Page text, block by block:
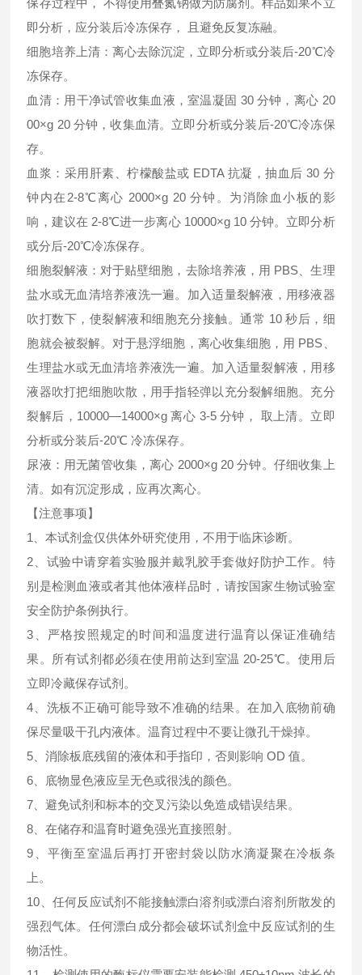
保存过程中， 不得使用叠氮钠做为防腐剂。样品如果不立
即分析，应分装后冷冻保存， 且避免反复冻融。
细胞培养上清：离心去除沉淀，立即分析或分装后-20℃冷
冻保存。
血清：用干净试管收集血液，室温凝固 30 分钟，离心 20
00×g 20 分钟，收集血清。立即分析或分装后-20℃冷冻保
存。
血浆：采用肝素、柠檬酸盐或 EDTA 抗凝，抽血后 30 分
钟内在2-8℃离心 2000×g 20 分钟。为消除血小板的影
响，建议在 2-8℃进一步离心 10000×g 10 分钟。立即分析
或分后-20℃冷冻保存。
细胞裂解液：对于贴壁细胞，去除培养液，用 PBS、生理
盐水或无血清培养液洗一遍。加入适量裂解液，用移液器
吹打数下，使裂解液和细胞充分接触。通常 10 秒后，细
胞就会被裂解。对于悬浮细胞，离心收集细胞，用 PBS、
生理盐水或无血清培养液洗一遍。加入适量裂解液，用移
液器吹打把细胞吹散，用手指轻弹以充分裂解细胞。充分
裂解后，10000—14000×g 离心 3-5 分钟， 取上清。立即
分析或分装后-20℃ 冷冻保存。
尿液：用无菌管收集，离心 2000×g 20 分钟。仔细收集上
清。如有沉淀形成，应再次离心。
【注意事项】
1、本试剂盒仅供体外研究使用，不用于临床诊断。
2、试验中请穿着实验服并戴乳胶手套做好防护工作。特
别是检测血液或者其他体液样品时，请按国家生物试验室
安全防护条例执行。
3、严格按照规定的时间和温度进行温育以保证准确结
果。所有试剂都必须在使用前达到室温 20-25℃。使用后
立即冷藏保存试剂。
4、洗板不正确可能导致不准确的结果。在加入底物前确
保尽量吸干孔内液体。温育过程中不要让微孔干燥掉。
5、消除板底残留的液体和手指印，否则影响 OD 值。
6、底物显色液应呈无色或很浅的颜色。
7、避免试剂和标本的交叉污染以免造成错误结果。
8、在储存和温育时避免强光直接照射。
9、平衡至室温后再打开密封袋以防水滴凝聚在冷板条
上。
10、任何反应试剂不能接触漂白溶剂或漂白溶剂所散发的
强烈气体。任何漂白成分都会破坏试剂盒中反应试剂的生
物活性。